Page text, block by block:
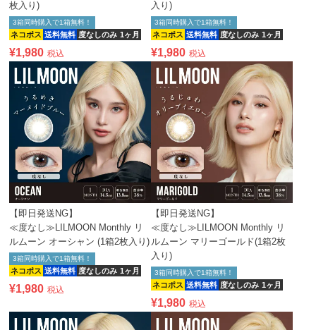
枚入り)
ネコポス 送料無料 度なしのみ 1ヶ月
3箱同時購入で1箱無料！
¥1,980 税込
入り)
ネコポス 送料無料 度なしのみ 1ヶ月
3箱同時購入で1箱無料！
¥1,980 税込
【即日発送NG】
≪度なし≫LILMOON Monthly リ
ルムーン オーシャン (1箱2枚入り)
ネコポス 送料無料 度なしのみ 1ヶ月
3箱同時購入で1箱無料！
¥1,980 税込
【即日発送NG】
≪度なし≫LILMOON Monthly リ
ルムーン マリーゴールド(1箱2枚
入り)
ネコポス 送料無料 度なしのみ 1ヶ月
3箱同時購入で1箱無料！
¥1,980 税込